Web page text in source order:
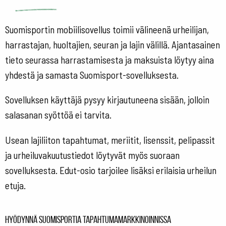
Suomisportin mobiilisovellus toimii välineenä urheilijan,
harrastajan, huoltajien, seuran ja lajin välillä. Ajantasainen
tieto seurassa harrastamisesta ja maksuista löytyy aina
yhdestä ja samasta Suomisport-sovelluksesta.
Sovelluksen käyttäjä pysyy kirjautuneena sisään, jolloin
salasanan syöttöä ei tarvita.
Usean lajiliiton tapahtumat, meriitit, lisenssit, pelipassit
ja urheiluvakuutustiedot löytyvät myös suoraan
sovelluksesta. Edut-osio tarjoilee lisäksi erilaisia urheilun
etuja.
Hyödynnä Suomisportia tapahtumamarkkinoinnissa